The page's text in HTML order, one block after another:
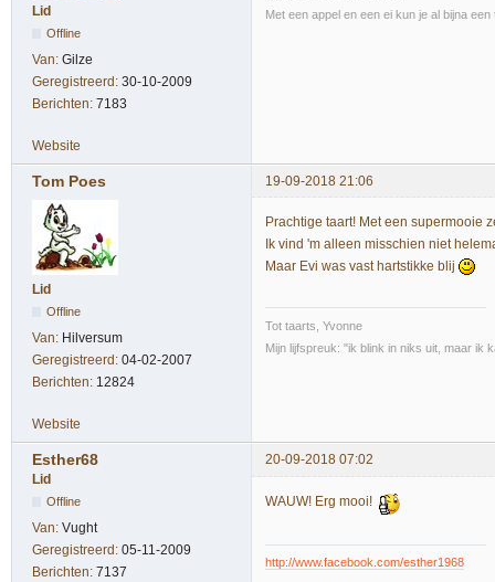
Lid
Offline
Van: Gilze
Geregistreerd: 30-10-2009
Berichten: 7183
Met een appel en een ei kun je al bijna
Website
Tom Poes 19-09-2018 21:06
Lid
Offline
Van: Hilversum
Geregistreerd: 04-02-2007
Berichten: 12824
Prachtige taart! Met een supermooie
Ik vind 'm alleen misschien niet
Maar Evi was vast hartstikke blij
Tot taarts, Yvonne
Mijn lijfspreuk: "ik blink in niks uit, maar ik
Website
Esther68
20-09-2018 07:02
Lid
Offline
Van: Vught
Geregistreerd: 05-11-2009
Berichten: 7137
WAUW! Erg mooi!
http://www.facebook.com/esther1968